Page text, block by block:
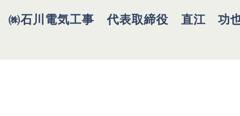
㈱石川電気工事 代表取締役 直江 功